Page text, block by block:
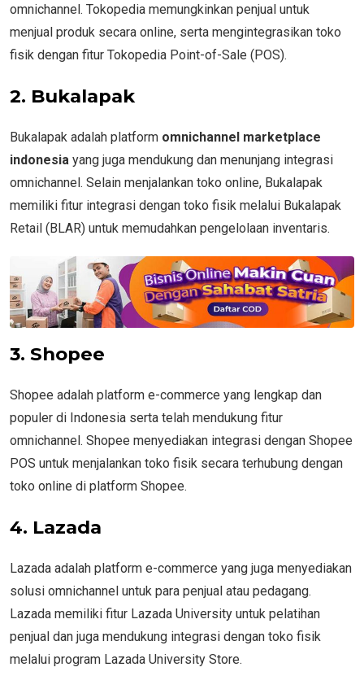
omnichannel. Tokopedia memungkinkan penjual untuk
menjual produk secara online, serta mengintegrasikan toko
fisik dengan fitur Tokopedia Point-of-Sale (POS).
2. Bukalapak
Bukalapak adalah platform omnichannel marketplace
indonesia yang juga mendukung dan menunjang integrasi
omnichannel. Selain menjalankan toko online, Bukalapak
memiliki fitur integrasi dengan toko fisik melalui Bukalapak
Retail (BLAR) untuk memudahkan pengelolaan inventaris.
3. Shopee
Shopee adalah platform e-commerce yang lengkap dan
populer di Indonesia serta telah mendukung fitur
omnichannel. Shopee menyediakan integrasi dengan Shopee
POS untuk menjalankan toko fisik secara terhubung dengan
toko online di platform Shopee.
4. Lazada
Lazada adalah platform e-commerce yang juga menyediakan
solusi omnichannel untuk para penjual atau pedagang.
Lazada memiliki fitur Lazada University untuk pelatihan
penjual dan juga mendukung integrasi dengan toko fisik
melalui program Lazada University Store.